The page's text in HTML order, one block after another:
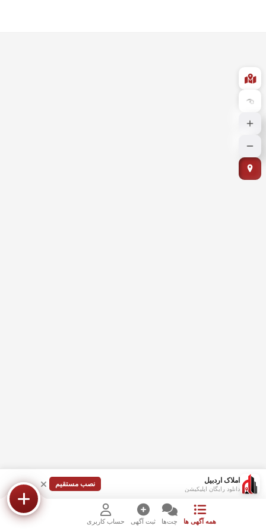
املاک اردبیل
دانلود رایگان اپلیکیشن
نصب مستقیم
همه آگهی ها چت‌ها ثبت آگهی حساب کاربری